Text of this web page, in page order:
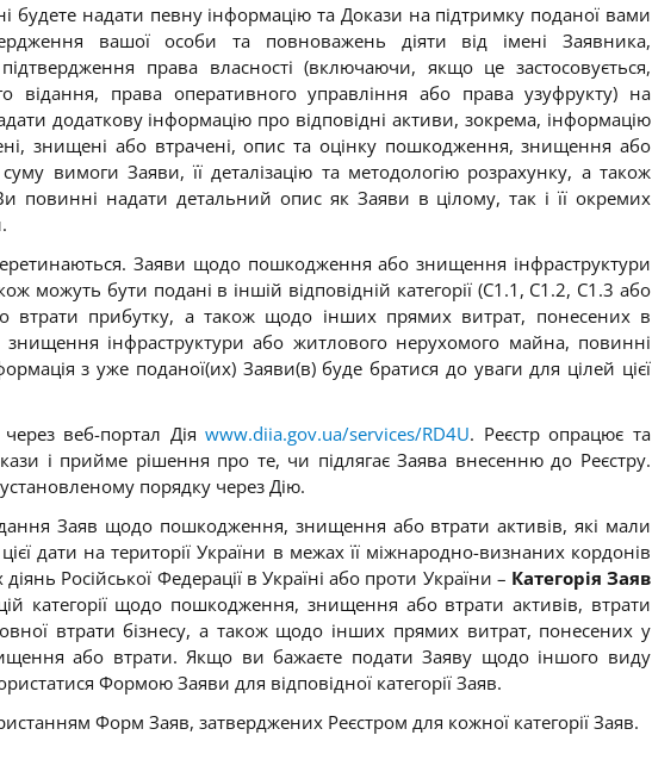
будете надати певну інформацію та Докази на підтримку поданої вами
вашої особи та повноважень діяти від імені Заявника,
права власності (включаючи, якщо це застосовується,
відання, права оперативного управління або права узуфрукту) на
додаткову інформацію про відповідні активи, зокрема, інформацію
знищені або втрачені, опис та оцінку пошкодження, знищення або
вимоги Заяви, її деталізацію та методологію розрахунку, а також
повинні надати детальний опис як Заяви в цілому, так і її окремих
Заяви щодо пошкодження або знищення інфраструктури
можуть бути подані в іншій відповідній категорії (C1.1, C1.2, C1.3 або
втрати прибутку, а також щодо інших прямих витрат, понесених в
знищення інфраструктури або житлового нерухомого майна, повинні
з уже поданої(их) Заяви(в) буде братися до уваги для цілей цієї
веб-портал Діяwww.diia.gov.ua/services/RD4U. Реєстр опрацює та
і прийме рішення про те, чи підлягає Заява внесенню до Реєстру.
порядку через Дію.
Заяв щодо пошкодження, знищення або втрати активів, які мали
дати на території України в межах її міжнародно-визнаних кордонів
Російської Федерації в Україні або проти України – Категорія Заяв
категорії щодо пошкодження, знищення або втрати активів, втрати
втрати бізнесу, а також щодо інших прямих витрат, понесених у
або втрати. Якщо ви бажаєте подати Заяву щодо іншого виду
Формою Заяви для відповідної категорії Заяв.
Форм Заяв, затверджених Реєстром для кожної категорії Заяв.